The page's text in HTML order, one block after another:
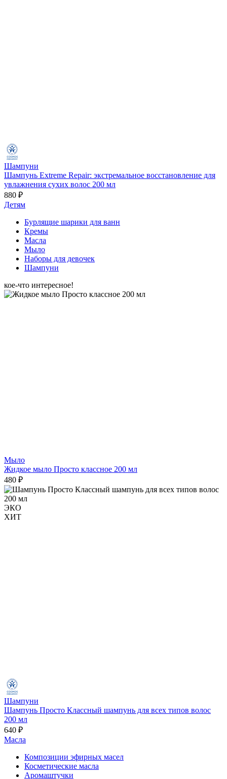
Шампуни
Шампунь Extreme Repair: экстремальное восстановление для
увлажнения сухих волос 200 мл
880 ₽
Детям
Бурлящие шарики для ванн
Кремы
Масла
Мыло
Наборы для девочек
Шампуни
кое-что интересное!
Мыло
Жидкое мыло Просто классное 200 мл
480 ₽
ЭКО
ХИТ
Шампуни
Шампунь Просто Классный шампунь для всех типов волос
200 мл
640 ₽
Масла
Композиции эфирных масел
Косметические масла
Аромаштучки